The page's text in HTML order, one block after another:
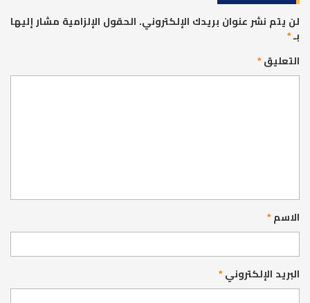
لن يتم نشر عنوان بريدك الإلكتروني. الحقول الإلزامية مشار إليها
بـ*
التعليق*
الاسم*
البريد الإلكتروني*